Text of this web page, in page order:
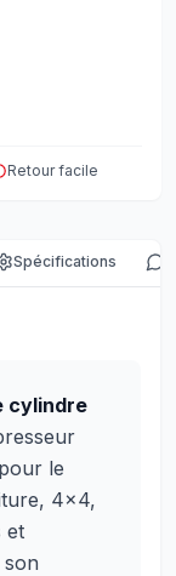
Retour facile
Spécifications
cylindre
le
4x4,
et